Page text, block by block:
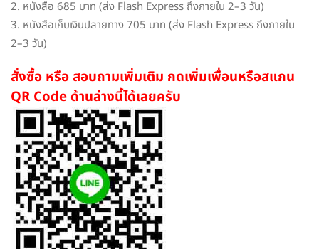
2. หนังสือ 685 บาท (ส่ง Flash Express ถึงภายใน 2–3 วัน)
3. หนังสือเก็บเงินปลายทาง 705 บาท (ส่ง Flash Express ถึงภายใน
2–3 วัน)
สั่งซื้อ หรือ สอบถามเพิ่มเติม กดเพิ่มเพื่อนหรือสแกน
QR Code ด้านล่างนี้ได้เลยครับ